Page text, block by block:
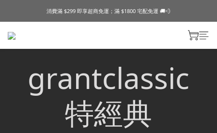
消費滿 $299 即享超商免運；滿 $1800 宅配免運 🚚💨
grantclassic
特經典